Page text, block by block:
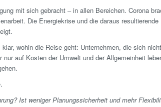
mit sich gebracht – in allen Bereichen. Corona
Die Energiekrise und die daraus
wohin die Reise geht: Unternehmen, die sich
auf Kosten der Umwelt und der Allgemeinheit
Ist weniger Planungssicherheit und mehr